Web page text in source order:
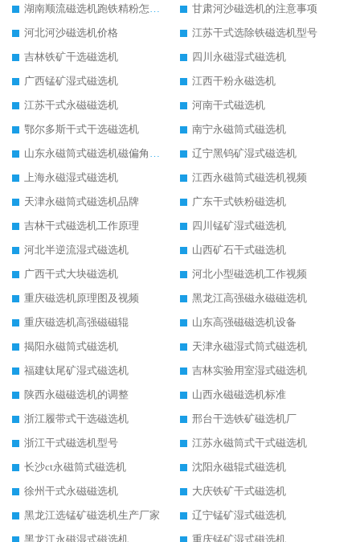
湖南顺流磁选机跑铁精粉怎么处理
甘肃河沙磁选机的注意事项
河北河沙磁选机价格
江苏干式选除铁磁选机型号
吉林铁矿干选磁选机
四川永磁湿式磁选机
广西锰矿湿式磁选机
江西干粉永磁选机
江苏干式永磁磁选机
河南干式磁选机
鄂尔多斯干式干选磁选机
南宁永磁筒式磁选机
山东永磁筒式磁选机磁偏角怎么调整
辽宁黑钨矿湿式磁选机
上海永磁湿式磁选机
江西永磁筒式磁选机视频
天津永磁筒式磁选机品牌
广东干式铁粉磁选机
吉林干式磁选机工作原理
四川锰矿湿式磁选机
河北半逆流湿式磁选机
山西矿石干式磁选机
广西干式大块磁选机
河北小型磁选机工作视频
重庆磁选机原理图及视频
黑龙江高强磁永磁磁选机
重庆磁选机高强磁磁辊
山东高强磁磁选机设备
揭阳永磁筒式磁选机
天津永磁湿式筒式磁选机
福建钛尾矿湿式磁选机
吉林实验用室湿式磁选机
陕西永磁磁选机的调整
山西永磁磁选机标准
浙江履带式干选磁选机
邢台干选铁矿磁选机厂
浙江干式磁选机型号
江苏永磁筒式干式磁选机
长沙ct永磁筒式磁选机
沈阳永磁辊式磁选机
徐州干式永磁磁选机
大庆铁矿干式磁选机
黑龙江选锰矿磁选机生产厂家
辽宁锰矿湿式磁选机
黑龙江永磁湿式磁选机
重庆锰矿湿式磁选机